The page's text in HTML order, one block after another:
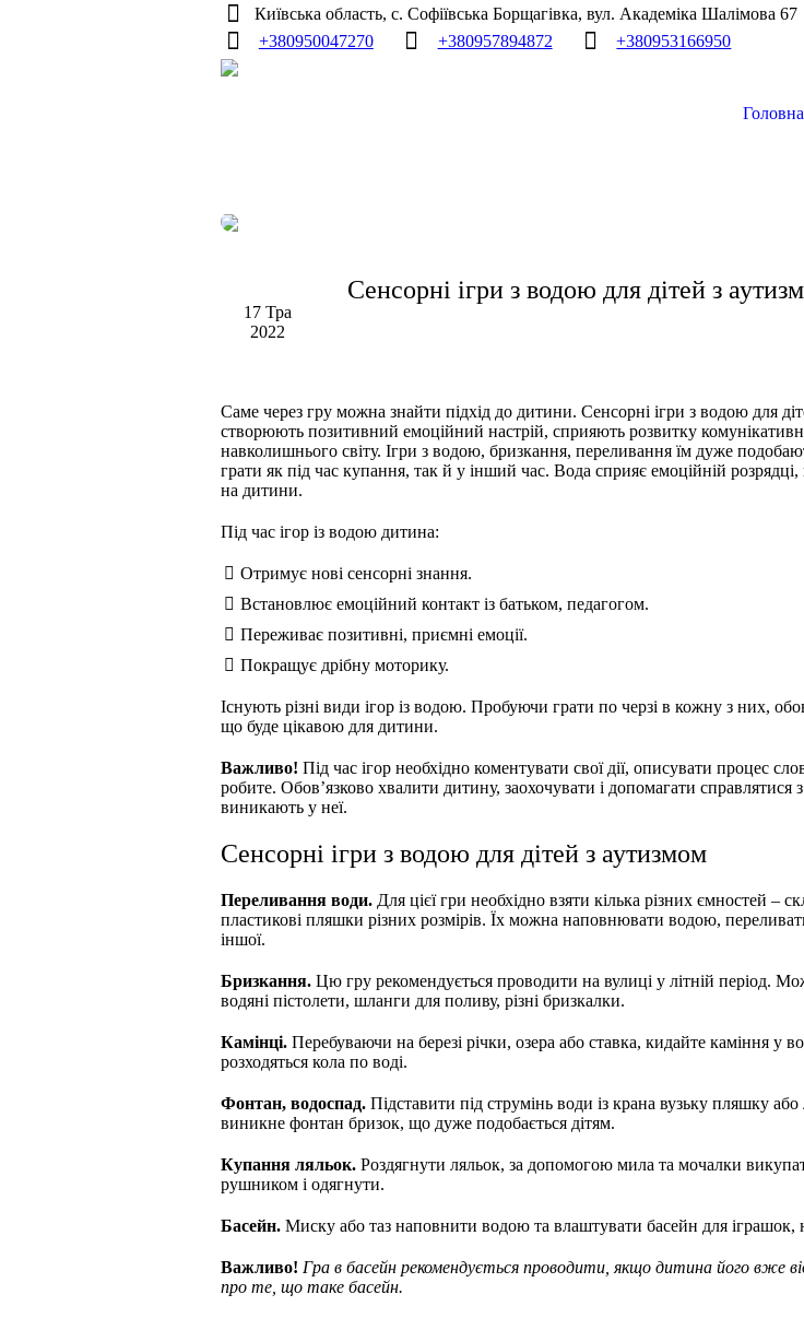
Київська область, с. Софіївська Борщагівка, вул. Академіка Шалімова 67
+380950047270
+380957894872 +380953166950
Головна
17 Тра
2022
Сенсорні ігри з водою для дітей з
Саме через гру можна знайти підхід до дитини. Сенсорні ігри з водою для
створюють позитивний емоційний настрій, сприяють розвитку
навколишнього світу. Ігри з водою, бризкання, переливання їм дуже
грати як під час купання, так й у інший час. Вода сприяє емоційній розрядці,
на дитини.
Під час ігор із водою дитина:
Отримує нові сенсорні знання.
Встановлює емоційний контакт із батьком, педагогом.
Переживає позитивні, приємні емоції.
Покращує дрібну моторику.
Існують різні види ігор із водою. Пробуючи грати по черзі в кожну з них,
що буде цікавою для дитини.
Важливо! Під час ігор необхідно коментувати свої дії, описувати процес
робите. Обов’язково хвалити дитину, заохочувати і допомагати
виникають у неї.
Сенсорні ігри з водою для дітей з аутизмом
Переливання води. Для цієї гри необхідно взяти кілька різних ємностей –
пластикові пляшки різних розмірів. Їх можна наповнювати водою,
іншої.
Бризкання. Цю гру рекомендується проводити на вулиці у літній період.
водяні пістолети, шланги для поливу, різні бризкалки.
Камінці. Перебуваючи на березі річки, озера або ставка, кидайте каміння у
розходяться кола по воді.
Фонтан, водоспад. Підставити під струмінь води із крана вузьку пляшку
виникне фонтан бризок, що дуже подобається дітям.
Купання ляльок. Роздягнути ляльок, за допомогою мила та мочалки
рушником і одягнути.
Басейн. Миску або таз наповнити водою та влаштувати басейн для іграшок,
Важливо! Гра в басейн рекомендується проводити, якщо дитина його вже
про те, що таке басейн.